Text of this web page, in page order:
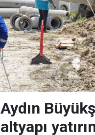
Aydın
altyapı